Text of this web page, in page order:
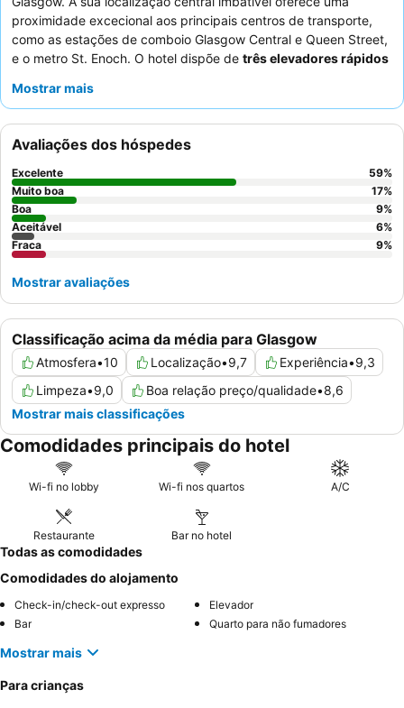
proximidade excecional aos principais centros de transporte,
como as estações de comboio Glasgow Central e Queen Street,
e o metro St. Enoch. O hotel dispõe de três elevadores rápidos
consistentemente a equipa de receção calorosa e amigável e o
vegetarianas preparadas na hora. Para uma estadia mais
tranquila, os hóspedes podem solicitar um quarto virado para o
lado oposto da rua principal.
Mostrar mais
Classificação acima da média para Glasgow
Atmosfera•10 Localização•9,7 Experiência•9,3
Limpeza•9,0 Boa relação preço/qualidade•8,6
Mostrar mais classificações
Avaliações dos hóspedes
Excelente 59%
Muito boa
17%
Boa
9%
Aceitável
6%
Fraca
9%
Mostrar avaliações
Comodidades principais do hotel
Wi-fi no lobby Wi-fi nos quartos A/C
Restaurante Bar no hotel
Todas as comodidades
Comodidades do alojamento
Check-in/check-out expresso
Elevador
Bar
Quarto para não fumadores
Mostrar mais
Para crianças